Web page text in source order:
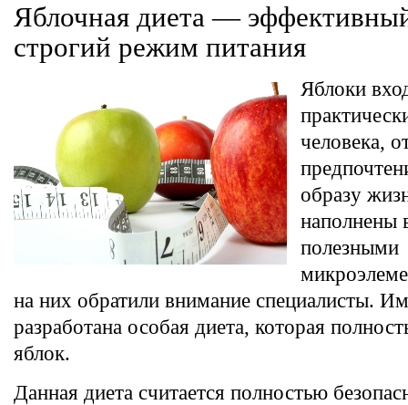
Яблочная диета —
строгий режим питания
Яблоки
человека,
образу
наполнены
полезными
на них обратили внимание специалисты.
разработана особая диета, которая
яблок.
Данная диета считается полностью